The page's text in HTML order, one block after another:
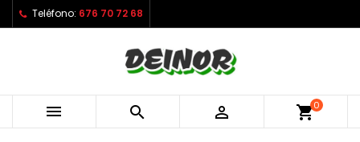
Teléfono: 676 70 72 68
   shopping_cart0